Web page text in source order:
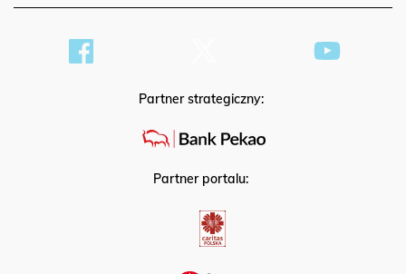
Partner strategiczny:
Partner portalu: